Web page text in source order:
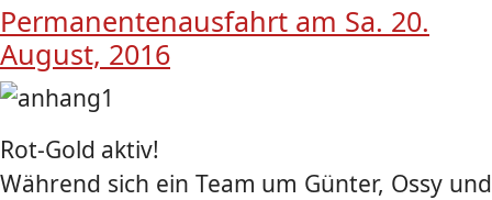
Permanentenausfahrt am Sa. 20.
August, 2016
Rot-Gold aktiv!
Während sich ein Team um Günter, Ossy und